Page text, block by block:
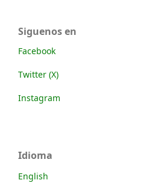
Siguenos en
Facebook
Twitter (X)
Instagram
Idioma
English